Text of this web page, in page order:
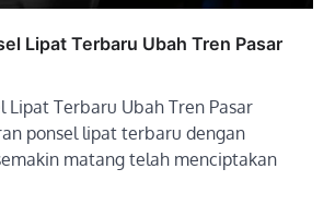
Lipat Terbaru Ubah Tren Pasar
Lipat Terbaru Ubah Tren Pasar
ponsel lipat terbaru dengan
matang telah menciptakan